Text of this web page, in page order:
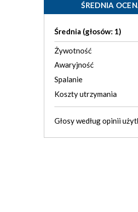
ŚREDNIA
Średnia (głosów: 1)
Żywotność
Awaryjność
Spalanie
Koszty utrzymania
Głosy wedługopinii